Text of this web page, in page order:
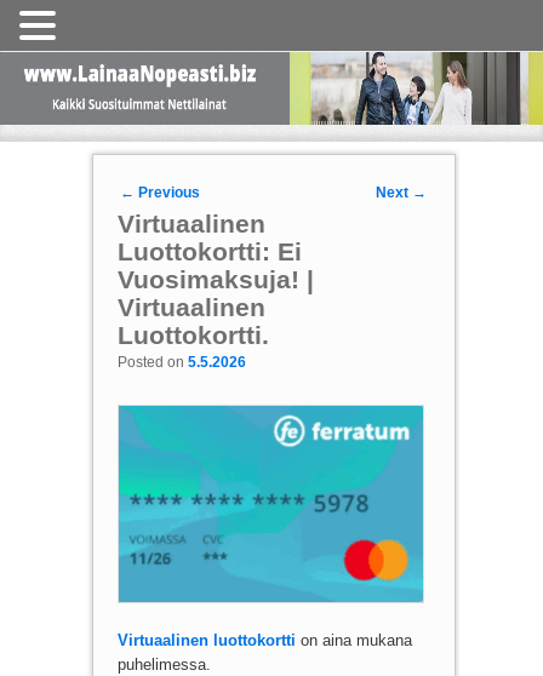
Post navigation
← Previous Next →
Virtuaalinen
Luottokortti: Ei
Vuosimaksuja! |
Virtuaalinen
Luottokortti.
Posted on 5.5.2026
Virtuaalinen luottokortti on aina mukana
puhelimessa.